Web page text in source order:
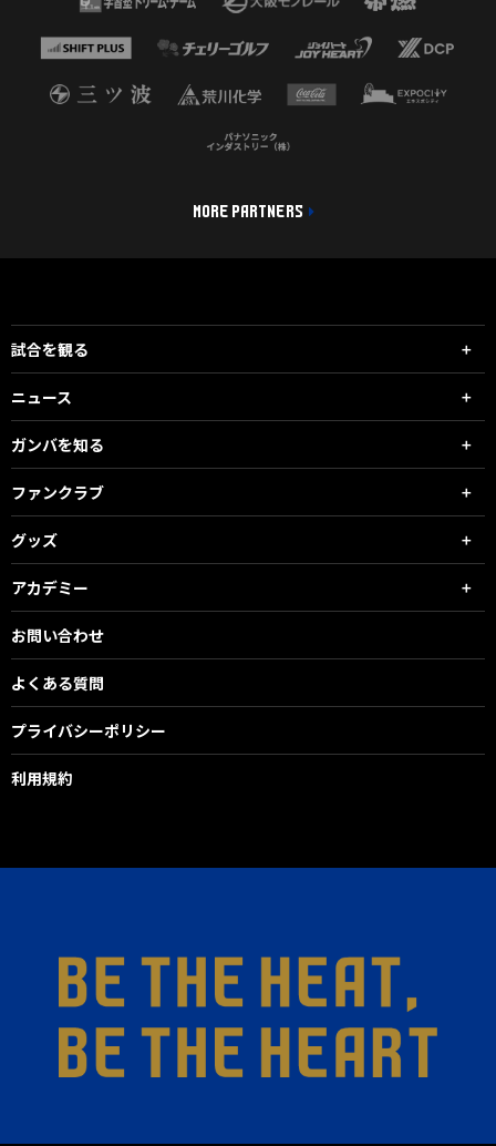
MORE PARTNERS
試合を観る
ニュース
ガンバを知る
ファンクラブ
グッズ
アカデミー
お問い合わせ
よくある質問
プライバシーポリシー
利用規約